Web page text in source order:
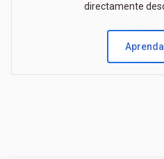
directamente